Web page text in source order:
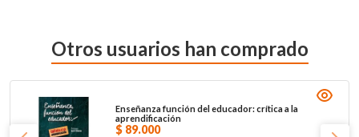
Otros usuarios han comprado
Enseñanza función del educador: crítica a la
aprendificación
$ 89.000